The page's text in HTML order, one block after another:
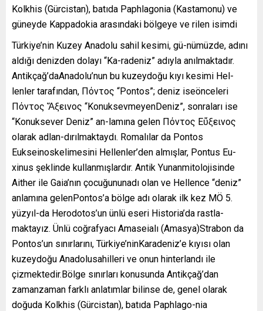
Kolkhis (Gürcistan), batıda Paphlagonia (Kastamonu) ve
güneyde Kappadokia arasındaki bölgeye ve rilen isimdi
Türkiye’nin Kuzey Anadolu sahil kesimi, gü-nümüzde, adını
aldığı denizden dolayı “Ka-radeniz” adıyla anılmaktadır.
Antikçağ’daAnadolu’nun bu kuzeydoğu kıyı kesimi Hel-
lenler tarafından, Πόντος “Pontos”; deniz iseönceleri
Πόντος Ἄξεινος “KonuksevmeyenDeniz”, sonraları ise
“Konuksever Deniz” an-lamına gelen Πόντος Εὔξεινος
olarak adlan-dırılmaktaydı. Romalılar da Pontos
Eukseinoskelimesini Hellenler’den almışlar, Pontus Eu-
xinus şeklinde kullanmışlardır. Antik Yunanmitolojisinde
Aither ile Gaia’nın çocuğununadı olan ve Hellence “deniz”
anlamına gelenPontos’a bölge adı olarak ilk kez MÖ 5.
yüzyıl-da Herodotos’un ünlü eseri Historia’da rastla-
maktayız. Ünlü coğrafyacı Amaseialı (Amasya)Strabon da
Pontos’un sınırlarını, Türkiye’ninKaradeniz’e kıyısı olan
kuzeydoğu Anadolusahilleri ve onun hinterlandı ile
çizmektedir.Bölge sınırları konusunda Antikçağ’dan
zamanzaman farklı anlatımlar bilinse de, genel olarak
doğuda Kolkhis (Gürcistan), batıda Paphlago-nia